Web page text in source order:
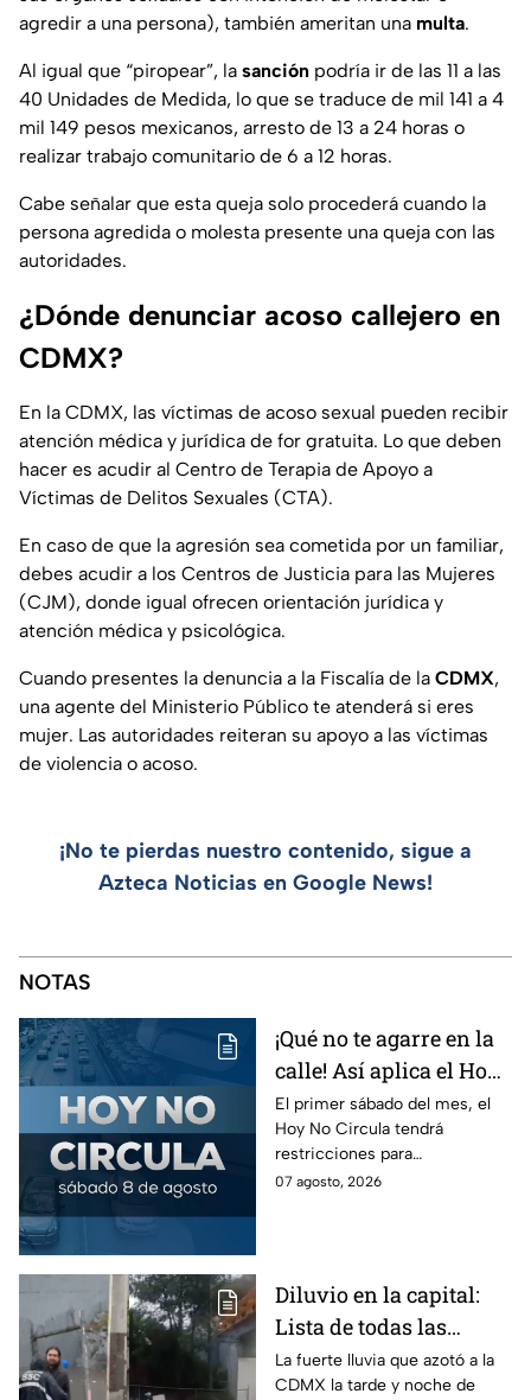
agredir a una persona), también ameritan una multa.
Al igual que “piropear”, la sanción podría ir de las 11 a las
40 Unidades de Medida, lo que se traduce de mil 141 a 4
mil 149 pesos mexicanos, arresto de 13 a 24 horas o
realizar trabajo comunitario de 6 a 12 horas.
Cabe señalar que esta queja solo procederá cuando la
persona agredida o molesta presente una queja con las
autoridades.
¿Dónde denunciar acoso callejero en
CDMX?
En la CDMX, las víctimas de acoso sexual pueden recibir
atención médica y jurídica de for gratuita. Lo que deben
hacer es acudir al Centro de Terapia de Apoyo a
Víctimas de Delitos Sexuales (CTA).
En caso de que la agresión sea cometida por un familiar,
debes acudir a los Centros de Justicia para las Mujeres
(CJM), donde igual ofrecen orientación jurídica y
atención médica y psicológica.
Cuando presentes la denuncia a la Fiscalía de la CDMX,
una agente del Ministerio Público te atenderá si eres
mujer. Las autoridades reiteran su apoyo a las víctimas
de violencia o acoso.
¡No te pierdas nuestro contenido, sigue a
Azteca Noticias en Google News!
NOTAS
¡Qué no te agarre en la
calle! Así aplica el Hoy
No Circula el primer
sábado del mes
El primer sábado del mes, el
Hoy No Circula tendrá
restricciones para
determinados vehículos en la
07 agosto, 2026
Diluvio en la capital:
Lista de todas las
inundaciones en CDMX
HOY viernes 7 de
La fuerte lluvia que azotó a la
CDMX la tarde y noche de